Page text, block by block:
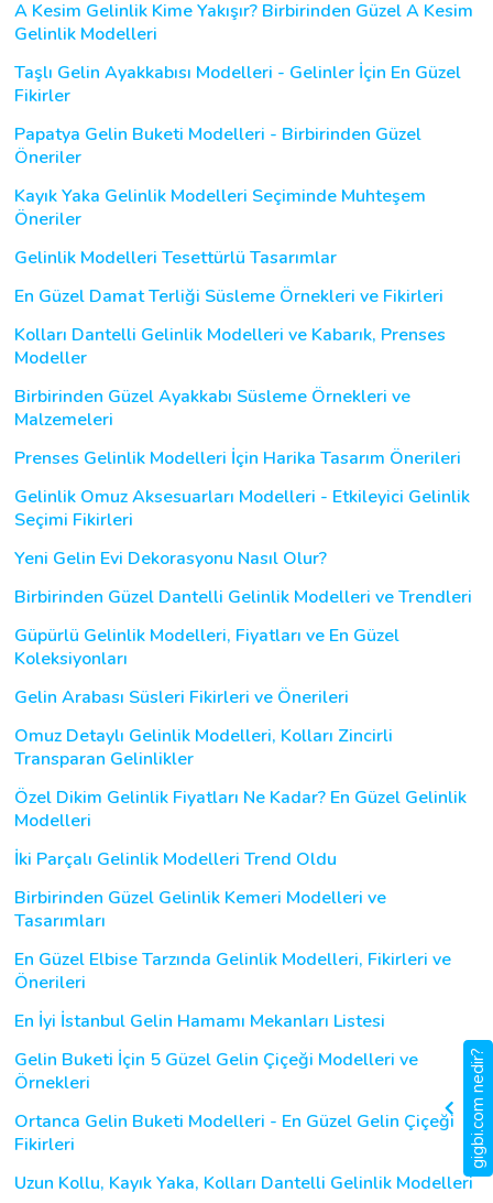
A Kesim Gelinlik Kime Yakışır? Birbirinden Güzel A Kesim
Gelinlik Modelleri
Taşlı Gelin Ayakkabısı Modelleri - Gelinler İçin En Güzel
Fikirler
Papatya Gelin Buketi Modelleri - Birbirinden Güzel
Öneriler
Kayık Yaka Gelinlik Modelleri Seçiminde Muhteşem
Öneriler
Gelinlik Modelleri Tesettürlü Tasarımlar
En Güzel Damat Terliği Süsleme Örnekleri ve Fikirleri
Kolları Dantelli Gelinlik Modelleri ve Kabarık, Prenses
Modeller
Birbirinden Güzel Ayakkabı Süsleme Örnekleri ve
Malzemeleri
Prenses Gelinlik Modelleri İçin Harika Tasarım Önerileri
Gelinlik Omuz Aksesuarları Modelleri - Etkileyici Gelinlik
Seçimi Fikirleri
Yeni Gelin Evi Dekorasyonu Nasıl Olur?
Birbirinden Güzel Dantelli Gelinlik Modelleri ve Trendleri
Güpürlü Gelinlik Modelleri, Fiyatları ve En Güzel
Koleksiyonları
Gelin Arabası Süsleri Fikirleri ve Önerileri
Omuz Detaylı Gelinlik Modelleri, Kolları Zincirli
Transparan Gelinlikler
Özel Dikim Gelinlik Fiyatları Ne Kadar? En Güzel Gelinlik
Modelleri
İki Parçalı Gelinlik Modelleri Trend Oldu
Birbirinden Güzel Gelinlik Kemeri Modelleri ve
Tasarımları
En Güzel Elbise Tarzında Gelinlik Modelleri, Fikirleri ve
Önerileri
En İyi İstanbul Gelin Hamamı Mekanları Listesi
Gelin Buketi İçin 5 Güzel Gelin Çiçeği Modelleri ve
Örnekleri
Ortanca Gelin Buketi Modelleri - En Güzel Gelin Çiçeği
Fikirleri
Uzun Kollu, Kayık Yaka, Kolları Dantelli Gelinlik Modelleri
gigbi.com nedir?